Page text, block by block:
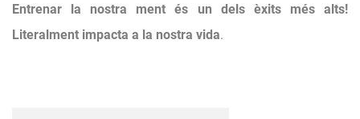
Entrenar la nostra ment és un dels èxits més alts!
Literalment impacta a la nostra vida.